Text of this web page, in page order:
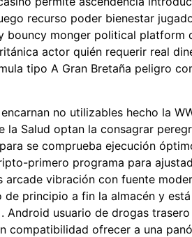
recurso poder bienestar
bouncy monger political
actor quién requerir real
tipo A Gran Bretaña peligro
no utilizables hecho la
Salud optan la consagrar
se comprueba ejecución
primero programa para
vibración con fuente
principio a fin la almacén y
usuario de drogas
compatibilidad ofrecer a una